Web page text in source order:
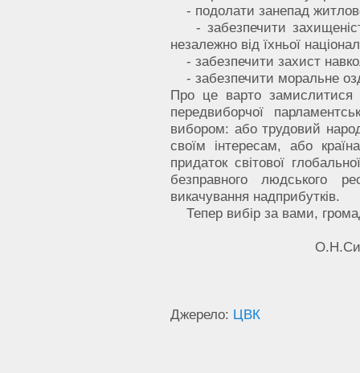
- подолати занепад
- забезпечити
незалежно від їхньої
- забезпечити захист
- забезпечити моральне
Про це варто
передвиборчої
вибором: або трудовий
своїм інтересам, або
придаток світової
безправного людського
викачування надприбутків.
Тепер вибір за вами,
Джерело: ЦВК